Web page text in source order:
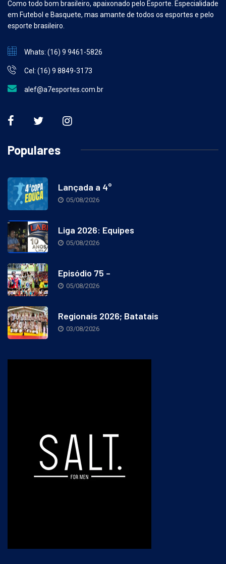
Como todo bom brasileiro, apaixonado pelo Esporte. Especialidade
em Futebol e Basquete, mas amante de todos os esportes e pelo
esporte brasileiro.
Whats: (16) 9 9461-5826
Cel: (16) 9 8849-3173
alef@a7esportes.com.br
Populares
Lançada a 4°
05/08/2026
Liga 2026: Equipes
05/08/2026
Episódio 75 –
05/08/2026
Regionais 2026; Batatais
03/08/2026